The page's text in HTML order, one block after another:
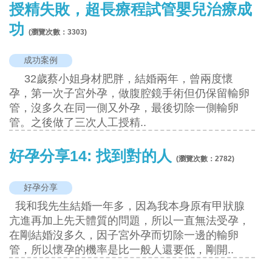
授精失敗，超長療程試管嬰兒治療成
功 (瀏覽次數：3303)
成功案例
32歲蔡小姐身材肥胖，結婚兩年，曾兩度懷
孕，第一次子宮外孕，做腹腔鏡手術但仍保留輸卵
管，沒多久在同一側又外孕，最後切除一側輸卵
管。之後做了三次人工授精..
好孕分享14: 找到對的人 (瀏覽次數：2782)
好孕分享
我和我先生結婚一年多，因為我本身原有甲狀腺
亢進再加上先天體質的問題，所以一直無法受孕，
在剛結婚沒多久，因子宮外孕而切除一邊的輸卵
管，所以懷孕的機率是比一般人還要低，剛開..